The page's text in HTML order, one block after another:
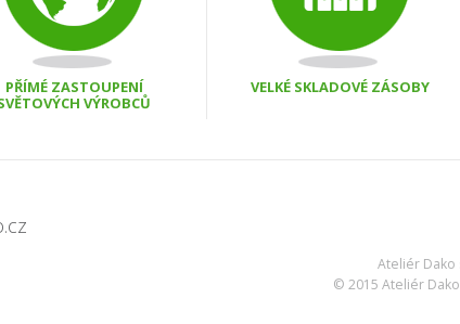
PŘÍMÉ ZASTOUPENÍ
VÝROBCŮ
VELKÉ SKLADOVÉ ZÁSOBY
Ateliér Dako
© 2015 Ateliér